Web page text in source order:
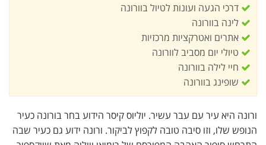
דרכי הגעה ועונות לטיול בוורונה
לינה בוורונה
אתרים ואטרקציות מרכזיות
טיולי יום מסביב לוורונה
חיי לילה בוורונה
שופינג בוורונה
ורונה היא עיר עם עבר עשיר. יוליוס קיסר הידוע בחר בורונה כעיר
הנופש שלו, וזו סיבה טובה לקפוץ לביקור. ורונה ידוע גם כעיר שבה